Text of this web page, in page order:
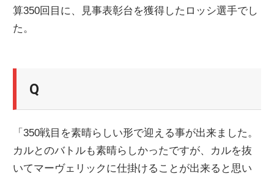
ニ
ス
算350回目に、見事表彰台を獲得したロッシ選手でし
た。
Q
「350戦目を素晴らしい形で迎える事が出来ました。
カルとのバトルも素晴らしかったですが、カルを抜
いてマーヴェリックに仕掛けることが出来ると思い